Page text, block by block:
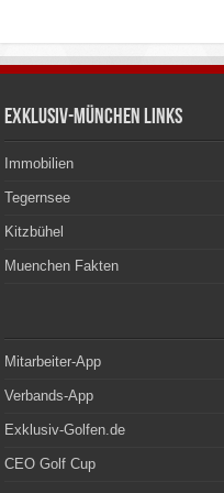
Exklusiv-München Links
Immobilien
Tegernsee
Kitzbühel
Muenchen Fakten
Mitarbeiter-App
Verbands-App
Exklusiv-Golfen.de
CEO Golf Cup